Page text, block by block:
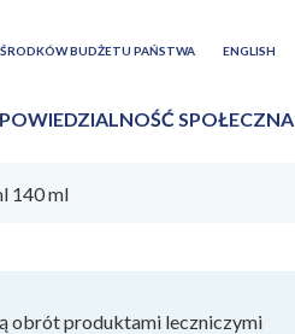
BUDŻETU PAŃSTWA ENGLISH
SPOŁECZNA
140 ml
obrót produktami leczniczymi